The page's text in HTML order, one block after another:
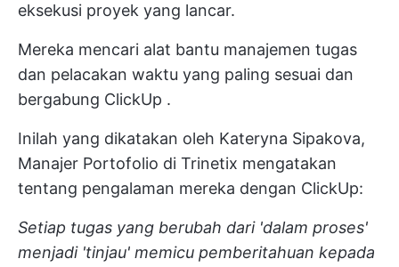
eksekusi proyek yang lancar.
Mereka mencari alat bantu manajemen tugas
dan pelacakan waktu yang paling sesuai dan
bergabung ClickUp .
Inilah yang dikatakan oleh Kateryna Sipakova,
Manajer Portofolio di Trinetix mengatakan
tentang pengalaman mereka dengan ClickUp:
Setiap tugas yang berubah dari 'dalam proses'
menjadi 'tinjau' memicu pemberitahuan kepada